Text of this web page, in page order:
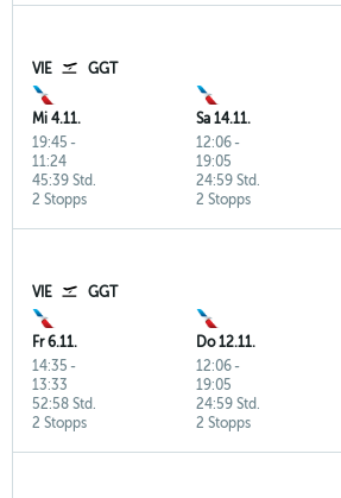
VIE GGT
Mi 4.11.
19:45 -
11:24
2 Stopps
45:39 Std.
Sa 14.11.
12:06-
19:05
2 Stopps
24:59 Std.
VIE GGT
Fr 6.11.
14:35 -
13:33
2 Stopps
52:58 Std.
Do 12.11.
12:06-
19:05
2 Stopps
24:59 Std.